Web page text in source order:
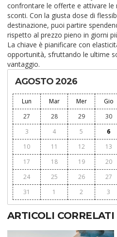
confrontare le offerte e attivare
sconti. Con la giusta dose di
destinazione, puoi partire
rispetto al prezzo pieno in giorni
La chiave è pianificare con
opportunità, sfruttando le ultime
vantaggio.
AGOSTO 2026
Lun Mar Mer Gio
27
28 29 30
3
4 5 6
10
11 12 13
17
18 19 20
24
25 26 27
31
1 2 3
ARTICOLI CORRELATI